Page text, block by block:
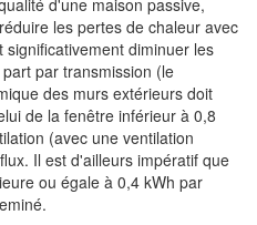
d'une maison passive,
les pertes de chaleur avec
diminuer les
par transmission (le
des murs extérieurs doit
de la fenêtre inférieur à 0,8
(avec une ventilation
Il est d'ailleurs impératif que
ou égale à 0,4 kWh par